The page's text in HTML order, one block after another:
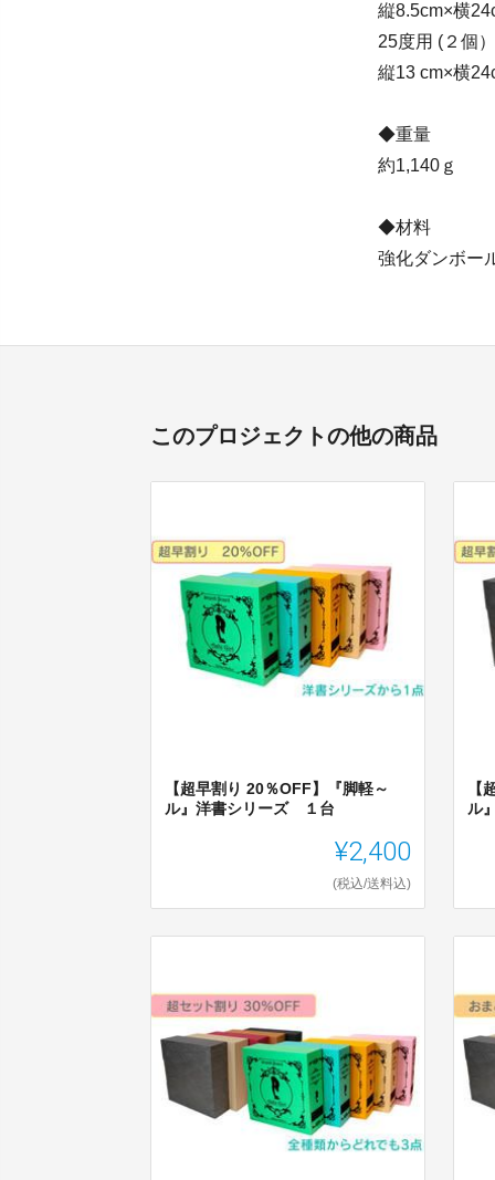
縦8.5cm×横
25度用 (２個）
縦13 cm×横
◆重量
約1,140ｇ ※
◆材料
強化ダンボー
このプロジェクトの他の商品
【超早割り 20％OFF】『脚軽～
ル』洋書シリーズ １台
¥2,400
(税込/送料込)
【
ル